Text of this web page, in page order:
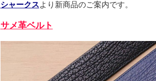
シャークスより新商品のご案内です。
サメ革ベルト